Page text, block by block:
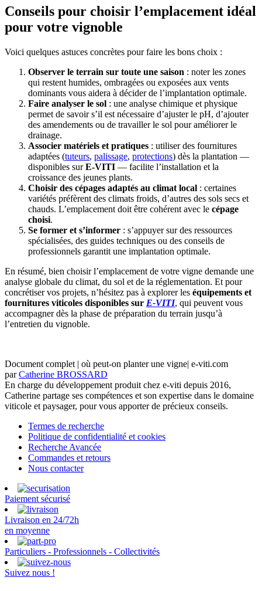
Conseils pour choisir l’emplacement idéal
pour votre vignoble
Voici quelques astuces concrètes pour faire les bons choix :
Observer le terrain sur toute une saison : noter les zones
qui restent humides, ombragées ou exposées aux vents
dominants vous aidera à décider de l’implantation optimale.
Faire analyser le sol : une analyse chimique et physique
permet de savoir s’il est nécessaire d’ajuster le pH, d’ajouter
des amendements ou de travailler le sol pour améliorer le
drainage.
Associer matériels et pratiques : utiliser des fournitures
adaptées (tuteurs, palissage, protections) dès la plantation —
disponibles surE-VITI — facilite l’installation et la
croissance des jeunes plants.
Choisir des cépages adaptés au climat local : certaines
variétés préfèrent des climats froids, d’autres des sols secs et
chauds. L’emplacement doit être cohérent avec le cépage
choisi.
Se former et s’informer : s’appuyer sur des ressources
spécialisées, des guides techniques ou des conseils de
professionnels garantit une implantation optimale.
En résumé, bien choisir l’emplacement de votre vigne demande une
analyse globale du climat, du sol et de la réglementation. Et pour
concrétiser vos projets, n’hésitez pas à explorer les équipements et
fournitures viticoles disponibles sur E-VITI, qui peuvent vous
accompagner dès la phase de préparation du terrain jusqu’à
l’entretien du vignoble.
Document complet | où peut-on planter une vigne| e-viti.com
parCatherine BROSSARD
En charge du développement produit chez e-viti depuis 2016,
Catherine partage ses compétences et son expertise dans le domaine
viticole et paysager, pour vous apporter de précieux conseils.
Termes de recherche
Politique de confidentialité et cookies
Recherche Avancée
Commandes et retours
Nous contacter
Paiement sécurisé
Livraison en 24/72h
en moyenne
Particuliers - Professionnels - Collectivités
Suivez nous !